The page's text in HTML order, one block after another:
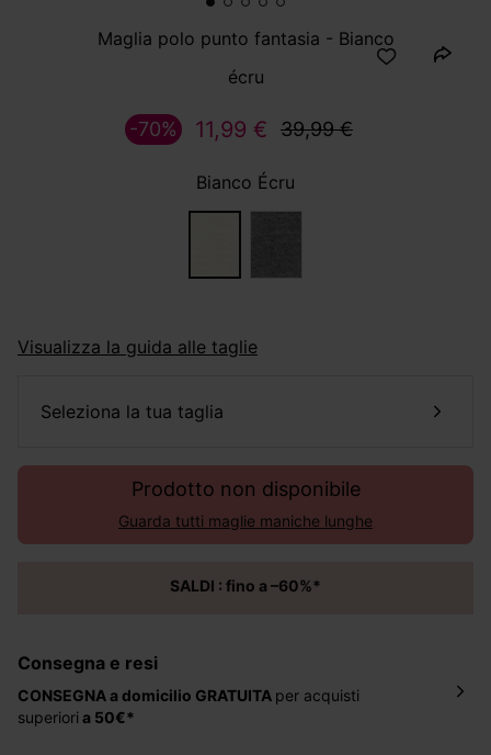
Maglia polo punto fantasia - Bianco
écru
11,99 € 39,99 €
-70%
Bianco Écru
Visualizza la guida alle taglie
seleziona la tua taglia
Prodotto non disponibile
Guarda tutti maglie maniche lunghe
SALDI : fino a –60%*
Consegna e resi
CONSEGNA a domicilio GRATUITA per acquisti
superiori a 50€*